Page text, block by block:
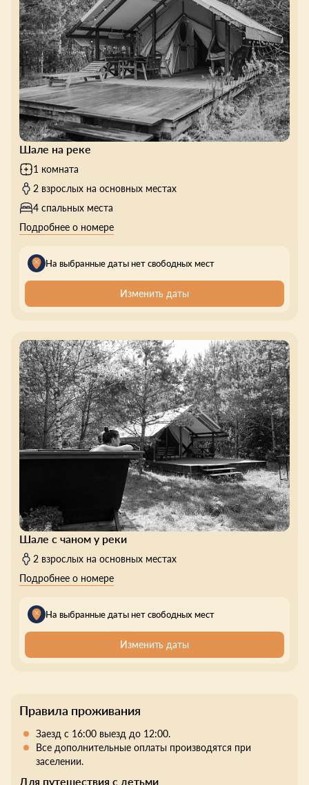
Шале на реке
1 комната
2 взрослых на основных местах
4 спальных места
Подробнее о номере
На выбранные даты нет свободных мест
Изменить даты
Шале с чаном у реки
2 взрослых на основных местах
Подробнее о номере
На выбранные даты нет свободных мест
Изменить даты
Правила проживания
Заезд с 16:00 выезд до 12:00.
Все дополнительные оплаты производятся при
заселении.
Для путешествия с детьми